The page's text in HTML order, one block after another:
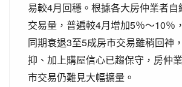
易較4月回穩。根據各大房仲業者
交易量，普遍較4月增加5％～10％
同期衰退3至5成房市交易雖稍回神
抑、加上購屋信心已趨保守，房仲
市交易仍難見大幅擴量。